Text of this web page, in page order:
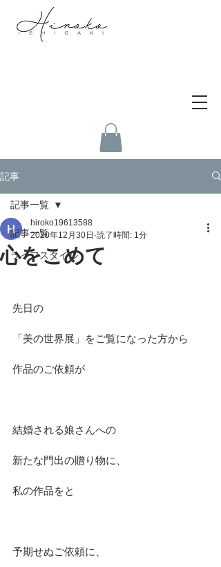
記事
記事一覧
ライフスタイル
記事一覧
心をこめて
hiroko19613588
2020年12月30日 読了時間: 1分
先日の
「美の世界展」をご覧になった方から
作品のご依頼が
結婚される娘さんへの
新たな門出の贈り物に、
私の作品をと
予期せぬご依頼に、